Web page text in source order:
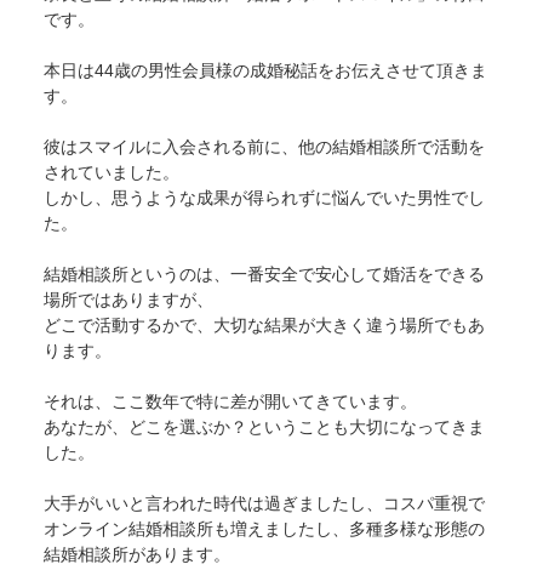
です。
本日は44歳の男性会員様の成婚秘話をお伝えさせて頂きま
す。
彼はスマイルに入会される前に、他の結婚相談所で活動を
されていました。
しかし、思うような成果が得られずに悩んでいた男性でし
た。
結婚相談所というのは、一番安全で安心して婚活をできる
場所ではありますが、
どこで活動するかで、大切な結果が大きく違う場所でもあ
ります。
それは、ここ数年で特に差が開いてきています。
あなたが、どこを選ぶか？ということも大切になってきま
した。
大手がいいと言われた時代は過ぎましたし、コスパ重視で
オンライン結婚相談所も増えましたし、多種多様な形態の
結婚相談所があります。